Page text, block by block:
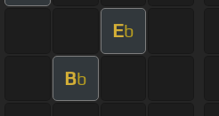
Eb
Bb